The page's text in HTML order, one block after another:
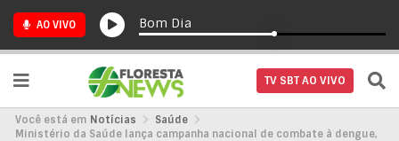
AO VIVO Bom Dia
TV SBT AO VIVO
Você está em Notícias
Saúde
Ministério da Saúde lança campanha nacional de combate à dengue,